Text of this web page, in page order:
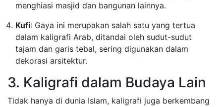
menghiasi masjid dan bangunan lainnya.
Kufi: Gaya ini merupakan salah satu yang tertua
dalam kaligrafi Arab, ditandai oleh sudut-sudut
tajam dan garis tebal, sering digunakan dalam
dekorasi arsitektur.
3. Kaligrafi dalam Budaya Lain
Tidak hanya di dunia Islam, kaligrafi juga berkembang